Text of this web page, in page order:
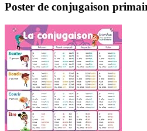
Poster de conjugaison